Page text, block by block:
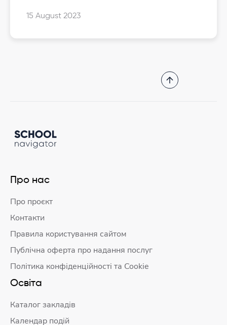
15 August 2023
Про нас
Про проєкт
Контакти
Правила користування сайтом
Публічна оферта про надання послуг
Політика конфіденційності та Cookie
Освіта
Каталог закладів
Календар подій